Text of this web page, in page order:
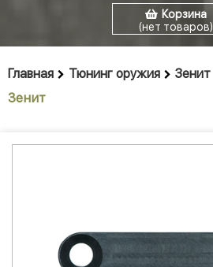
Корзина
(нет товаров)
Главная Тюнинг оружия Зенит
Зенит